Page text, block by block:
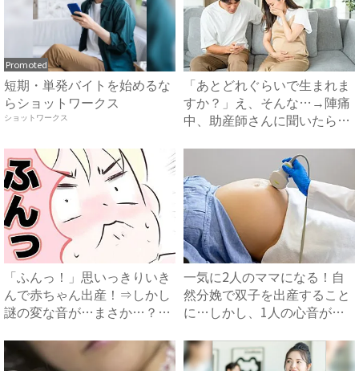
Promoted
短期・単発バイトを始めるな
らショットワークス
ショットワークス
「あとどれぐらいで生まれま
すか？」え、そんな…→陣痛
中、助産師さんに聞いたら衝
「ふんっ！」思いっきりいき
んで赤ちゃん出産！⇒しかし
謎の変な音が…まさか…？#
一気に2人のママになる！自
然分娩で双子を出産すること
に…しかし、1人の心音が聞